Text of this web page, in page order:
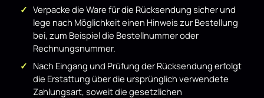
Verpacke die Ware für die Rücksendung sicher und
lege nach Möglichkeit einen Hinweis zur Bestellung
bei, zum Beispiel die Bestellnummer oder
Rechnungsnummer.
Nach Eingang und Prüfung der Rücksendung erfolgt
die Erstattung über die ursprünglich verwendete
Zahlungsart, soweit die gesetzlichen